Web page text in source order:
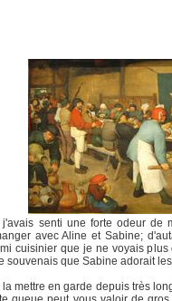
senti une forte odeur de
avec Aline et Sabine;
cuisinier que je ne voyais
souvenais que Sabine adorait
mettre en garde depuis très